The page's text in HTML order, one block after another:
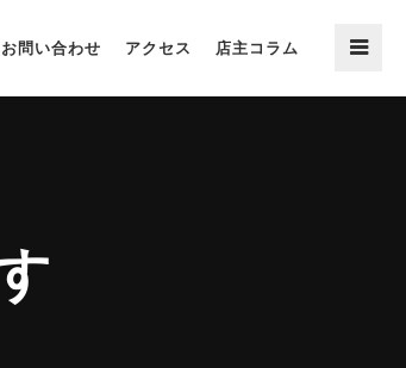
お問い合わせ アクセス 店主コラム